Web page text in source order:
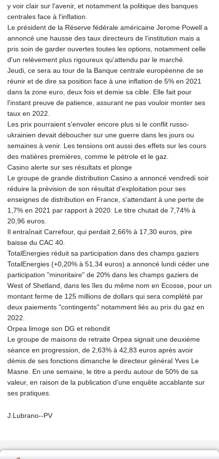
y voir clair sur l'avenir, et notamment la politique des banques
centrales face à l'inflation.
Le président de la Réserve fédérale américaine Jerome Powell a
annoncé une hausse des taux directeurs de l'institution mais a
pris soin de garder ouvertes toutes les options, notamment celle
d'un relèvement plus rigoureux qu'attendu par le marché.
Jeudi, ce sera au tour de la Banque centrale européenne de se
réunir et de dire sa position face à une inflation de 5% en 2021
dans la zone euro, deux fois et demie sa cible. Elle fait pour
l'instant preuve de patience, assurant ne pas vouloir monter ses
taux en 2022.
Les prix pourraient s'envoler encore plus si le conflit russo-
ukrainien devait déboucher sur une guerre dans les jours ou
semaines à venir. Les tensions ont aussi des effets sur les cours
des matières premières, comme le pétrole et le gaz.
Casino alerte sur ses résultats et plonge
Le groupe de grande distribution Casino a annoncé vendredi soir
réduire la prévision de son résultat d'exploitation pour ses
enseignes de distribution en France, s'attendant à une perte de
1,7% en 2021 par rapport à 2020. Le titre chutait de 7,74% à
20,96 euros.
Il entraînait Carrefour, qui perdait 2,66% à 17,30 euros, pire
baisse du CAC 40.
TotalEnergies réduit sa participation dans des champs gaziers
TotalEnergies (+0,20% à 51,34 euros) a annoncé lundi céder une
participation "minoritaire" de 20% dans les champs gaziers de
West of Shetland, dans les îles du même nom en Ecosse, pour un
montant ferme de 125 millions de dollars qui sera complété par
deux paiements "contingents" notamment liés au prix du gaz en
2022.
Orpea limoge son DG et rebondit
Le groupe de maisons de retraite Orpea signait une deuxième
séance en progression, de 2,63% à 42,83 euros après avoir
démis de ses fonctions dimanche le directeur général Yves Le
Masne. En une semaine, le titre a perdu autour de 50% de sa
valeur, en raison de la publication d'une enquête accablante sur
ses pratiques.
J.Lubrano--PV